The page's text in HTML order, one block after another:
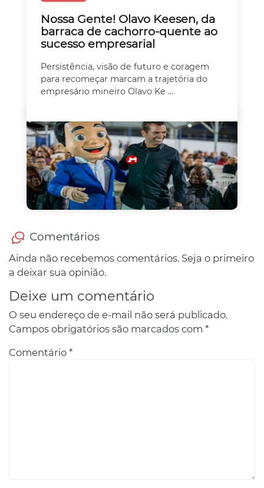
Nossa Gente! Olavo Keesen, da
barraca de cachorro-quente ao
sucesso empresarial
Persistência, visão de futuro e coragem
para recomeçar marcam a trajetória do
empresário mineiro Olavo Ke ...
Comentários
Ainda não recebemos comentários. Seja o primeiro
a deixar sua opinião.
Deixe um comentário
O seu endereço de e-mail não será publicado.
Campos obrigatórios são marcados com *
Comentário *